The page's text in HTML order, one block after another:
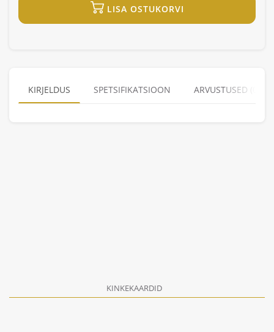
LISA OSTUKORVI
KIRJELDUS SPETSIFIKATSIOON ARVUSTUSED (0)
KINKEKAARDID